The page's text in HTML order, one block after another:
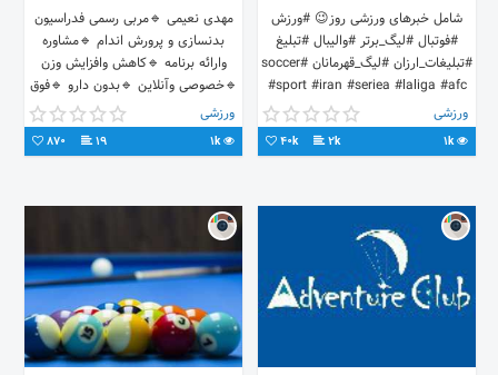
شامل خبرهای ورزشی روز😉 #ورزش
#فوتبال #لیگ_برتر #والیبال #تبلیغ
#تبلیغات_ارزان #لیگ_قهرمانان #soccer
#sport #iran #seriea #laliga #afc
#champion #fff
ورزشی
1k
2k
40k
مهدی نعیمی 🔹مربی رسمی فدراسیون
بدنسازی و پرورش اندام 🔹مشاوره
وارائه برنامه 🔹کاهش وافزایش وزن
🔹خصوصی وآنلاین 🔹بدون دارو 🔹فوق
لیسانس +989155211272ورزشی
1k
19
870